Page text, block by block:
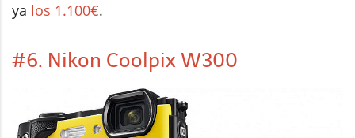
ya los 1.100€.
#6. Nikon Coolpix W300